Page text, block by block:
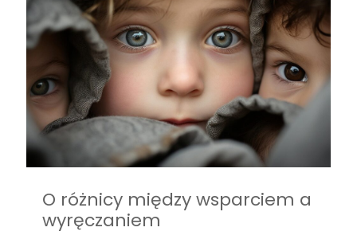
O różnicy między wsparciem a
wyręczaniem